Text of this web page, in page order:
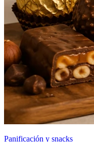
Panificación y snacks